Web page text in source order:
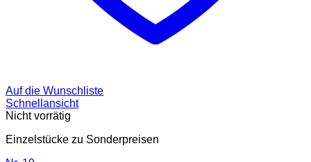
Auf die Wunschliste
Schnellansicht
Nicht vorrätig
Einzelstücke zu Sonderpreisen